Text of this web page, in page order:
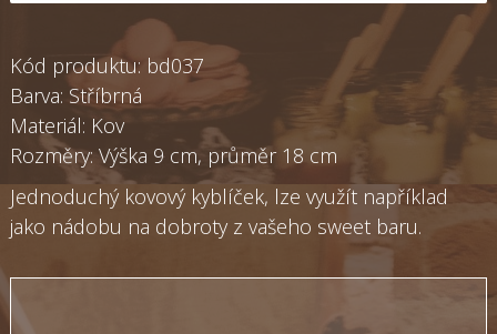
Kód produktu: bd037
Barva: Stříbrná
Materiál: Kov
Rozměry: Výška 9 cm, průměr 18 cm
Jednoduchý kovový kyblíček, lze využít například
jako nádobu na dobroty z vašeho sweet baru.